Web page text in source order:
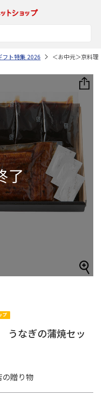
フト特集 2026 ＜お中元＞京料
なぎの蒲焼セッ
贈り物